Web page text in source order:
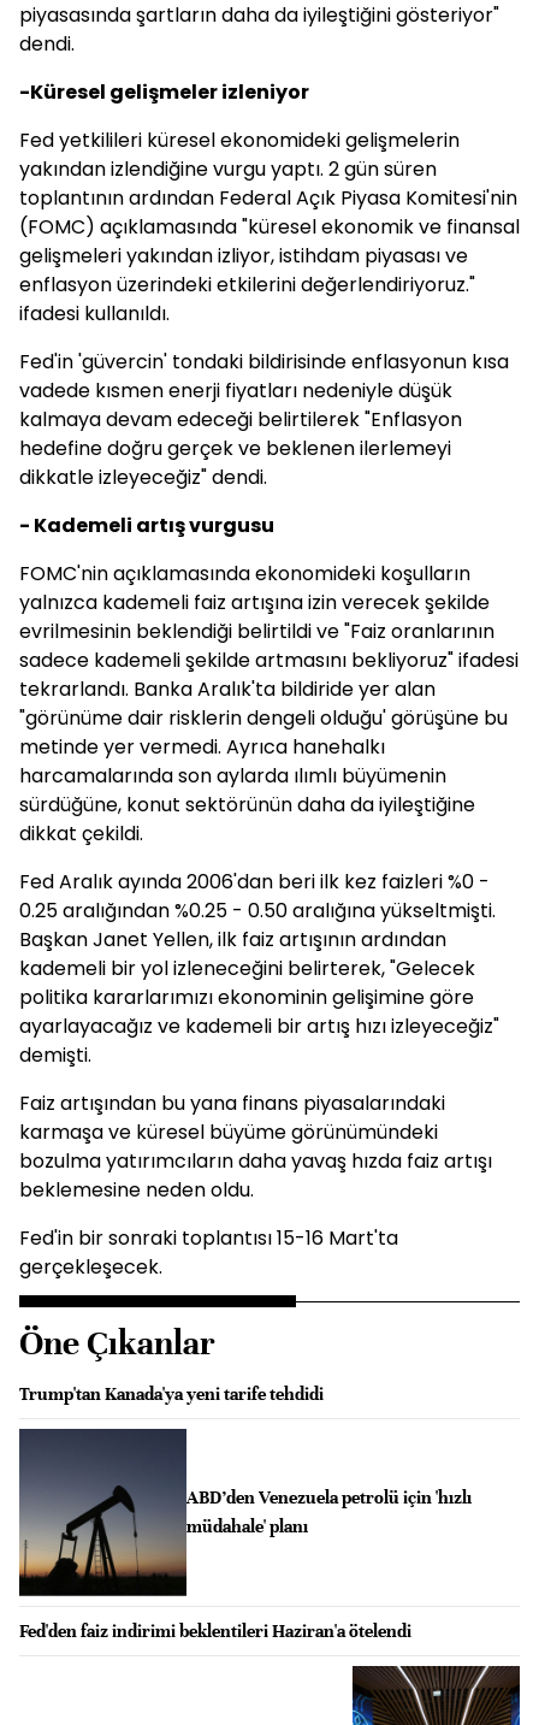
piyasasında şartların daha da iyileştiğini gösteriyor"
dendi.
-Küresel gelişmeler izleniyor
Fed yetkilileri küresel ekonomideki gelişmelerin
yakından izlendiğine vurgu yaptı. 2 gün süren
toplantının ardından Federal Açık Piyasa Komitesi'nin
(FOMC) açıklamasında "küresel ekonomik ve finansal
gelişmeleri yakından izliyor, istihdam piyasası ve
enflasyon üzerindeki etkilerini değerlendiriyoruz."
ifadesi kullanıldı.
Fed'in 'güvercin' tondaki bildirisinde enflasyonun kısa
vadede kısmen enerji fiyatları nedeniyle düşük
kalmaya devam edeceği belirtilerek "Enflasyon
hedefine doğru gerçek ve beklenen ilerlemeyi
dikkatle izleyeceğiz" dendi.
- Kademeli artış vurgusu
FOMC'nin açıklamasında ekonomideki koşulların
yalnızca kademeli faiz artışına izin verecek şekilde
evrilmesinin beklendiği belirtildi ve "Faiz oranlarının
sadece kademeli şekilde artmasını bekliyoruz" ifadesi
tekrarlandı. Banka Aralık'ta bildiride yer alan
"görünüme dair risklerin dengeli olduğu' görüşüne bu
metinde yer vermedi. Ayrıca hanehalkı
harcamalarında son aylarda ılımlı büyümenin
sürdüğüne, konut sektörünün daha da iyileştiğine
dikkat çekildi.
Fed Aralık ayında 2006'dan beri ilk kez faizleri %0 -
0.25 aralığından %0.25 - 0.50 aralığına yükseltmişti.
Başkan Janet Yellen, ilk faiz artışının ardından
kademeli bir yol izleneceğini belirterek, "Gelecek
politika kararlarımızı ekonominin gelişimine göre
ayarlayacağız ve kademeli bir artış hızı izleyeceğiz"
demişti.
Faiz artışından bu yana finans piyasalarındaki
karmaşa ve küresel büyüme görünümündeki
bozulma yatırımcıların daha yavaş hızda faiz artışı
beklemesine neden oldu.
Fed'in bir sonraki toplantısı 15-16 Mart'ta
gerçekleşecek.
Öne Çıkanlar
Trump'tan Kanada'ya yeni tarife tehdidi
ABD’den Venezuela petrolü için 'hızlı
müdahale' planı
Fed'den faiz indirimi beklentileri Haziran'a ötelendi